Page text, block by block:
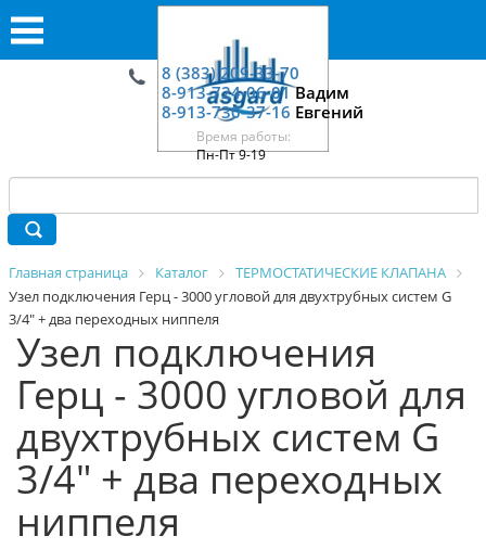
8 (383) 209-33-70
8-913-724-06-01Вадим
8-913-730-37-16 Евгений
Время работы:
Пн-Пт 9-19
Главная страница Каталог
ТЕРМОСТАТИЧЕСКИЕ КЛАПАНА
Узел подключения Герц - 3000 угловой для двухтрубных систем G
3/4" + два переходных ниппеля
Узел подключения
Герц - 3000 угловой для
двухтрубных систем G
3/4" + два переходных
ниппеля